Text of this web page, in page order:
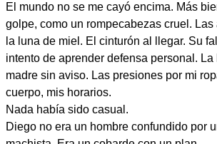
El mundo no se me cayó encima. Más
golpe, como un rompecabezas cruel. Las
la luna de miel. El cinturón al llegar. Su
intento de aprender defensa personal.
madre sin aviso. Las presiones por mi
cuerpo, mis horarios.
Nada había sido casual.
Diego no era un hombre confundido por